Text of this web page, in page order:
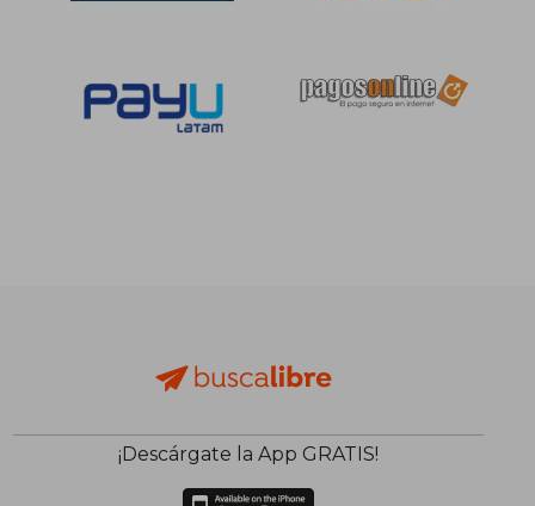
¡Descárgate la App GRATIS!